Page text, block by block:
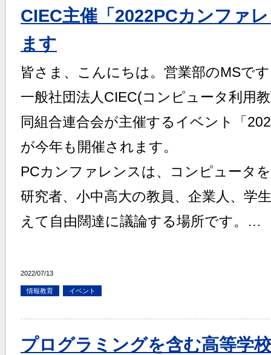
CIEC主催「2022PCカンファ
ます
皆さま、こんにちは。営業部のMSで
一般社団法人CIEC(コンピュータ利用
同組合連合会が主催するイベント「
が今年も開催されます。
PCカンファレンスは、コンピュータ
研究者、小中高大の教員、企業人、学
えて自由闊達に議論する場所です。…
2022/07/13
情報教育 イベント
プログラミングを含む高等学